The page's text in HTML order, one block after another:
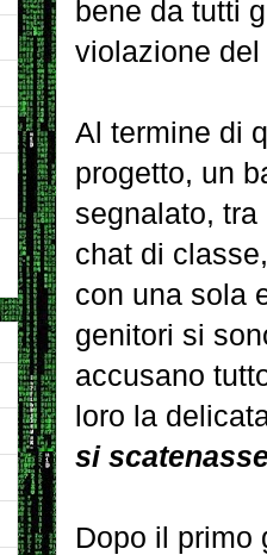
bene da tutti
violazione
Al termine di
progetto, un
segnalato,
chat di
con una sola
genitori si
accusano
loro la
si
Dopo il primo